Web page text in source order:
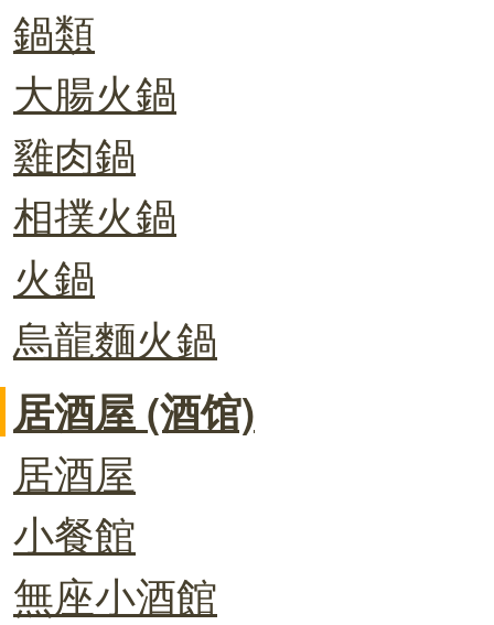
鍋類
大腸火鍋
雞肉鍋
相撲火鍋
火鍋
烏龍麵火鍋
居酒屋 (酒馆)
居酒屋
小餐館
無座小酒館